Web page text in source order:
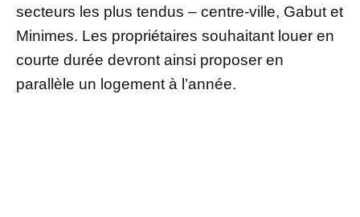
secteurs les plus tendus – centre-ville, Gabut et
Minimes. Les propriétaires souhaitant louer en
courte durée devront ainsi proposer en
parallèle un logement à l’année.